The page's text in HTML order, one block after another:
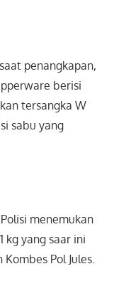
penangkapan,
berisi
tersangka W
sabu yang
menemukan
kg yang saar ini
Pol Jules.